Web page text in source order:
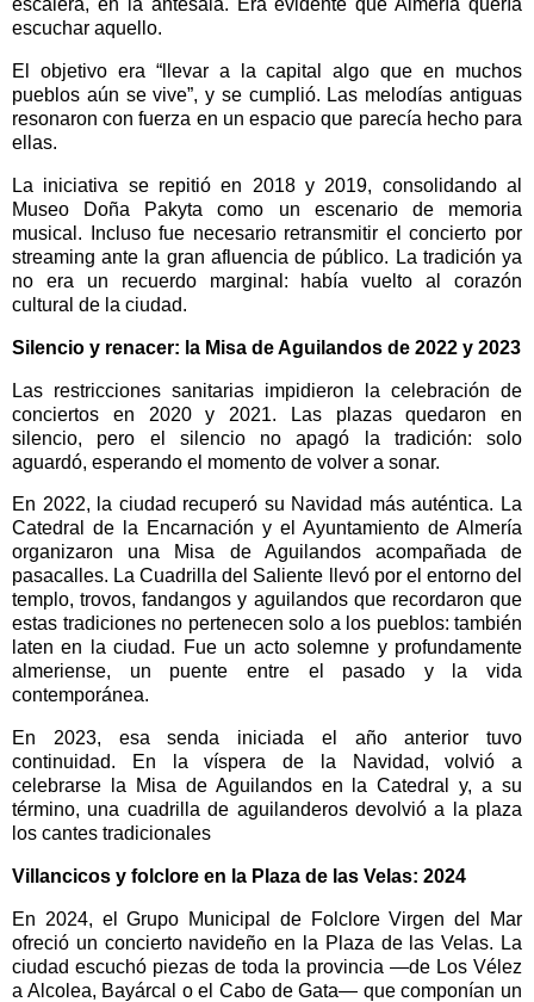
escalera, en la antesala. Era evidente que Almería quería
escuchar aquello.
El objetivo era “llevar a la capital algo que en muchos
pueblos aún se vive”, y se cumplió. Las melodías antiguas
resonaron con fuerza en un espacio que parecía hecho para
ellas.
La iniciativa se repitió en 2018 y 2019, consolidando al
Museo Doña Pakyta como un escenario de memoria
musical. Incluso fue necesario retransmitir el concierto por
streaming ante la gran afluencia de público. La tradición ya
no era un recuerdo marginal: había vuelto al corazón
cultural de la ciudad.
Silencio y renacer: la Misa de Aguilandos de 2022 y 2023
Las restricciones sanitarias impidieron la celebración de
conciertos en 2020 y 2021. Las plazas quedaron en
silencio, pero el silencio no apagó la tradición: solo
aguardó, esperando el momento de volver a sonar.
En 2022, la ciudad recuperó su Navidad más auténtica. La
Catedral de la Encarnación y el Ayuntamiento de Almería
organizaron una Misa de Aguilandos acompañada de
pasacalles. La Cuadrilla del Saliente llevó por el entorno del
templo, trovos, fandangos y aguilandos que recordaron que
estas tradiciones no pertenecen solo a los pueblos: también
laten en la ciudad. Fue un acto solemne y profundamente
almeriense, un puente entre el pasado y la vida
contemporánea.
En 2023, esa senda iniciada el año anterior tuvo
continuidad. En la víspera de la Navidad, volvió a
celebrarse la Misa de Aguilandos en la Catedral y, a su
término, una cuadrilla de aguilanderos devolvió a la plaza
los cantes tradicionales
Villancicos y folclore en la Plaza de las Velas: 2024
En 2024, el Grupo Municipal de Folclore Virgen del Mar
ofreció un concierto navideño en la Plaza de las Velas. La
ciudad escuchó piezas de toda la provincia —de Los Vélez
a Alcolea, Bayárcal o el Cabo de Gata— que componían un